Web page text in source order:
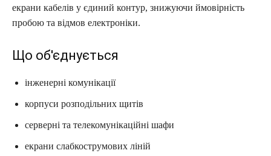
екрани кабелів у єдиний контур, знижуючи ймовірність
пробою та відмов електроніки.
Що об'єднується
інженерні комунікації
корпуси розподільних щитів
серверні та телекомунікаційні шафи
екрани слабкострумових ліній